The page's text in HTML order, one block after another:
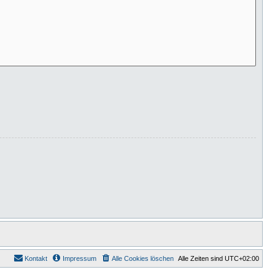
Alle Zeiten sind UTC+02:00
Alle Cookies löschen
Impressum
Kontakt